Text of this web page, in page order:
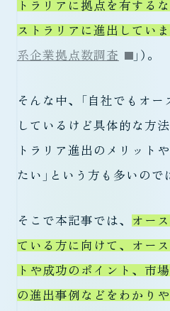
トラリアに拠点を有する
ストラリアに進出してい
系企業拠点数調査 」）。
そんな中、「自社でもオ
しているけど具体的な方法
トラリア進出のメリット
たい」という方も多いので
そこで本記事では、 オー
ている方に向けて、オー
トや成功のポイント、市
の進出事例などをわかり